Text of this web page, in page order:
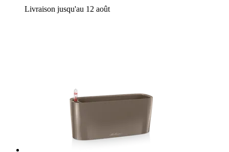
Livraison jusqu'au 12 août